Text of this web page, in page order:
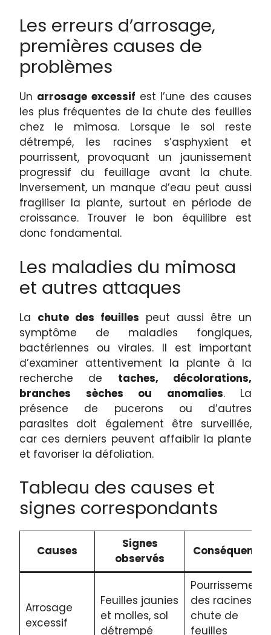
Les erreurs d’arrosage,
premières causes de
problèmes
Un arrosage excessif est l’une des causes
les plus fréquentes de la chute des feuilles
chez le mimosa. Lorsque le sol reste
détrempé, les racines s’asphyxient et
pourrissent, provoquant un jaunissement
progressif du feuillage avant la chute.
Inversement, un manque d’eau peut aussi
fragiliser la plante, surtout en période de
croissance. Trouver le bon équilibre est
donc fondamental.
Les maladies du mimosa
et autres attaques
La chute des feuilles peut aussi être un
symptôme de maladies fongiques,
bactériennes ou virales. Il est important
d’examiner attentivement la plante à la
recherche de taches, décolorations,
branches sèches ou anomalies. La
présence de pucerons ou d’autres
parasites doit également être surveillée,
car ces derniers peuvent affaiblir la plante
et favoriser la défoliation.
Tableau des causes et
signes correspondants
Causes
Signes
observés
Arrosage
excessif
Feuilles jaunies
et molles, sol
détrempé
Pourrissement
des racines,
chute de
feuilles